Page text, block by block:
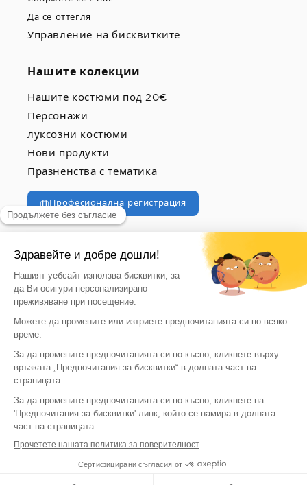
Да се оттегля
Управление на бисквитките
Нашите колекции
Нашите костюми под 20€
Персонажи
луксозни костюми
Нови продукти
Празненства с тематика
Професионална регистрация
© 2026, vegaoo
Vegaoo съществува също и в множество страни
Език